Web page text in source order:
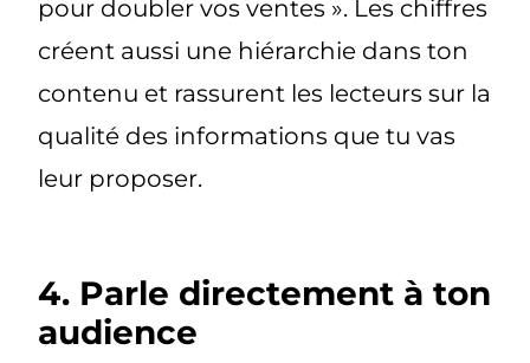
pour doubler vos ventes ». Les chiffres
créent aussi une hiérarchie dans ton
contenu et rassurent les lecteurs sur la
qualité des informations que tu vas
leur proposer.
4. Parle directement à ton
audience